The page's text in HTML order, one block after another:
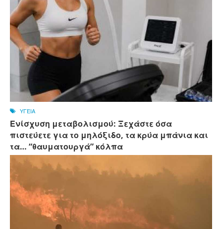
ΥΓΕΙΑ
Ενίσχυση μεταβολισμού: Ξεχάστε όσα
πιστεύετε για το μηλόξιδο, τα κρύα μπάνια και
τα… “θαυματουργά” κόλπα